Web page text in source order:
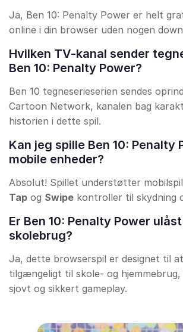
Ja, Ben 10: Penalty Power er helt
online i din browser uden nogen
Hvilken TV-kanal sender
Ben 10: Penalty Power?
Ben 10 tegneserieserien sendes
Cartoon Network, kanalen bag
historien i dette spil.
Kan jeg spille Ben 10: Penalty
mobile enheder?
Absolut! Spillet understøtter
Tap og Swipe kontroller til skydning
Er Ben 10: Penalty Power
skolebrug?
Ja, dette browserspil er designet til
tilgængeligt til skole- og
sjovt og sikkert gameplay.